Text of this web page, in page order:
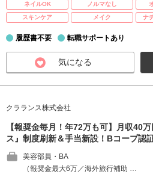
ネイルOK
ノルマなし
スキンケア
メイク ナ
履歴書不要 転職サポートあり
気になる
クラランス株式会社
【報奨金毎月！年72万も可】月収40
ス』制度刷新＆手当新設！Bコープ認
美容部員・BA
（報奨金最大6万／海外旅行補助 …